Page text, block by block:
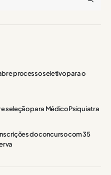
processo seletivo para o
seleção para Médico Psiquiatra
do concurso com 35